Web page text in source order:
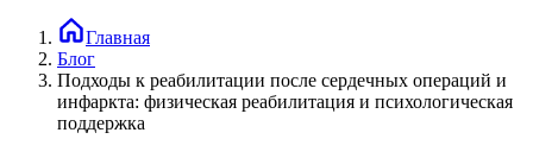
Главная
Блог
Подходы к реабилитации после сердечных операций и
инфаркта: физическая реабилитация и психологическая
поддержка